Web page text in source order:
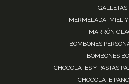
GALLETAS
MERMELADA, MIEL
MARRÓN
BOMBONES
BOMBONES
CHOCOLATES Y PASTAS
CHOCOLATE